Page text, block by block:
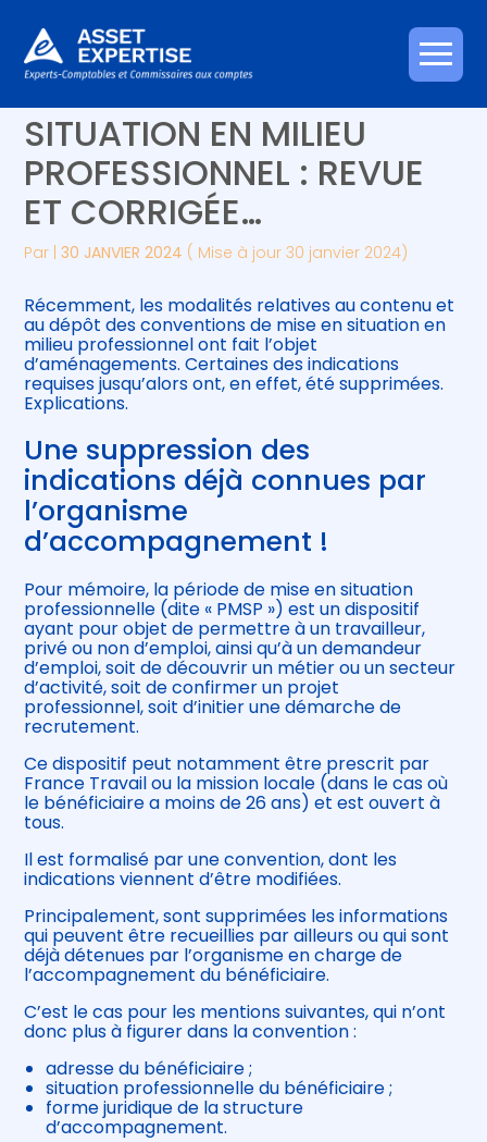
Aller
au
Créer et reprendre une activité
Gérer votre quotidien
Piloter votre entreprise
Développer votre entreprise
Être prêt pour la facturation
électronique
Piloter votre gestion
Suivre votre comptabilité
Gérer vos ressources humaines
CONVENTION DE MISE EN
SITUATION EN MILIEU
PROFESSIONNEL : REVUE
ET CORRIGÉE…
Par |30 JANVIER 2024 ( Mise à jour 30 janvier 2024)
Récemment, les modalités relatives au contenu et
au dépôt des conventions de mise en situation en
milieu professionnel ont fait l’objet
d’aménagements. Certaines des indications
requises jusqu’alors ont, en effet, été supprimées.
Explications.
Une suppression des
indications déjà connues par
l’organisme
d’accompagnement !
Pour mémoire, la période de mise en situation
professionnelle (dite « PMSP ») est un dispositif
ayant pour objet de permettre à un travailleur,
privé ou non d’emploi, ainsi qu’à un demandeur
d’emploi, soit de découvrir un métier ou un secteur
d’activité, soit de confirmer un projet
professionnel, soit d’initier une démarche de
recrutement.
Ce dispositif peut notamment être prescrit par
France Travail ou la mission locale (dans le cas où
le bénéficiaire a moins de 26 ans) et est ouvert à
tous.
Il est formalisé par une convention, dont les
indications viennent d’être modifiées.
Principalement, sont supprimées les informations
qui peuvent être recueillies par ailleurs ou qui sont
déjà détenues par l’organisme en charge de
l’accompagnement du bénéficiaire.
C’est le cas pour les mentions suivantes, qui n’ont
donc plus à figurer dans la convention :
adresse du bénéficiaire ;
situation professionnelle du bénéficiaire ;
forme juridique de la structure
d’accompagnement.